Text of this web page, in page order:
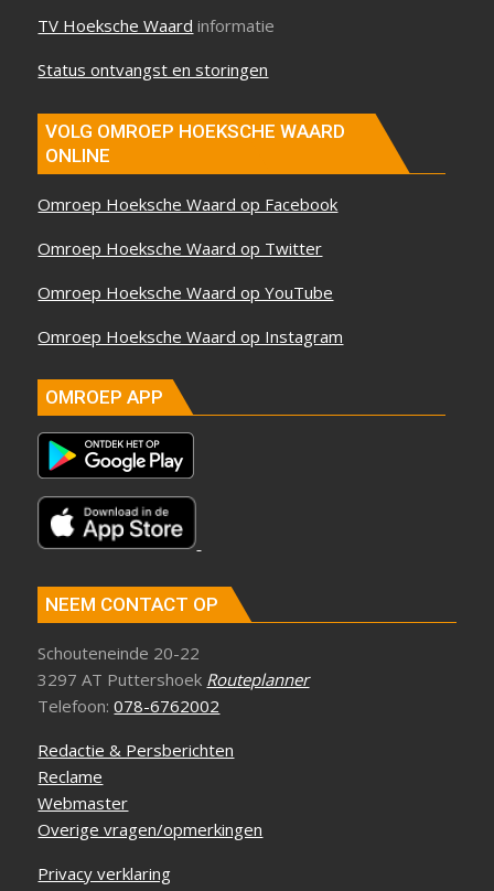
TV Hoeksche Waard informatie
Status ontvangst en storingen
VOLG OMROEP HOEKSCHE WAARD
ONLINE
Omroep Hoeksche Waard op Facebook
Omroep Hoeksche Waard op Twitter
Omroep Hoeksche Waard op YouTube
Omroep Hoeksche Waard op Instagram
OMROEP APP
NEEM CONTACT OP
Schouteneinde 20-22
3297 AT Puttershoek Routeplanner
Telefoon:078-6762002
Redactie & Persberichten
Reclame
Webmaster
Overige vragen/opmerkingen
Privacy verklaring